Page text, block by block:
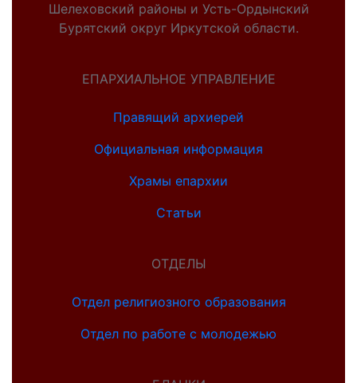
Шелеховский районы и Усть-Ордынский
Бурятский округ Иркутской области.
ЕПАРХИАЛЬНОЕ УПРАВЛЕНИЕ
Правящий архиерей
Официальная информация
Храмы епархии
Статьи
ОТДЕЛЫ
Отдел религиозного образования
Отдел по работе с молодежью